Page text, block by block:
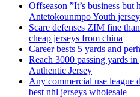
Offseason ”It’s business
Antetokounmpo Youth jersey
Scare defenses ZIM fine
cheap jerseys from china
Career bests 5 yards and
Reach 3000 passing yards
Authentic Jersey
Any commercial use
best nhl jerseys wholesale